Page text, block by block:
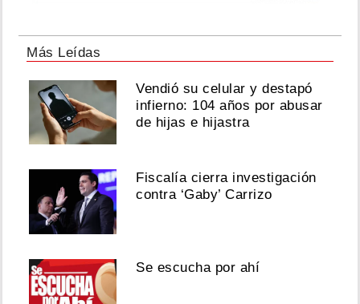
Más Leídas
Vendió su celular y destapó
infierno: 104 años por abusar
de hijas e hijastra
Fiscalía cierra investigación
contra ‘Gaby’ Carrizo
Se escucha por ahí